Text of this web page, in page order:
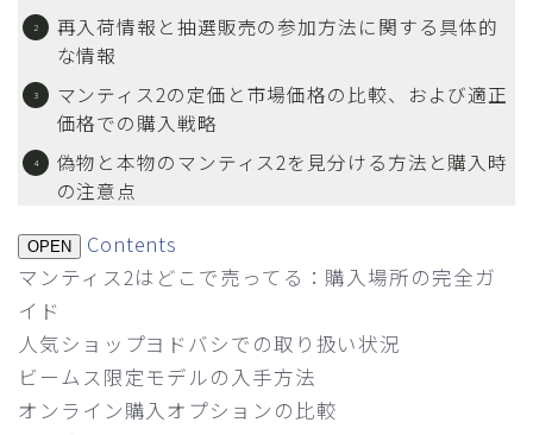
再入荷情報と抽選販売の参加方法に関する具体的
な情報
マンティス2の定価と市場価格の比較、および適正
価格での購入戦略
偽物と本物のマンティス2を見分ける方法と購入時
の注意点
OPEN
Contents
マンティス2はどこで売ってる：購入場所の完全ガ
イド
人気ショップヨドバシでの取り扱い状況
ビームス限定モデルの入手方法
オンライン購入オプションの比較